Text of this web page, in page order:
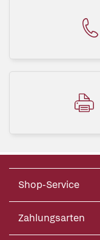
Shop-Service
Zahlungsarten